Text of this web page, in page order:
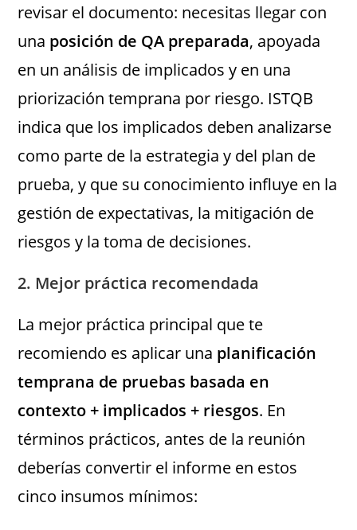
revisar el documento: necesitas llegar con
una posición de QA preparada, apoyada
en un análisis de implicados y en una
priorización temprana por riesgo. ISTQB
indica que los implicados deben analizarse
como parte de la estrategia y del plan de
prueba, y que su conocimiento influye en la
gestión de expectativas, la mitigación de
riesgos y la toma de decisiones.
2. Mejor práctica recomendada
La mejor práctica principal que te
recomiendo es aplicar una planificación
temprana de pruebas basada en
contexto + implicados + riesgos. En
términos prácticos, antes de la reunión
deberías convertir el informe en estos
cinco insumos mínimos: